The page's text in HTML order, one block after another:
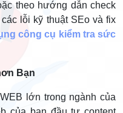
theo hướng dẫn check
lỗi kỹ thuật SEo và fix
công cụ kiểm tra sức
Bạn
lớn trong ngành của